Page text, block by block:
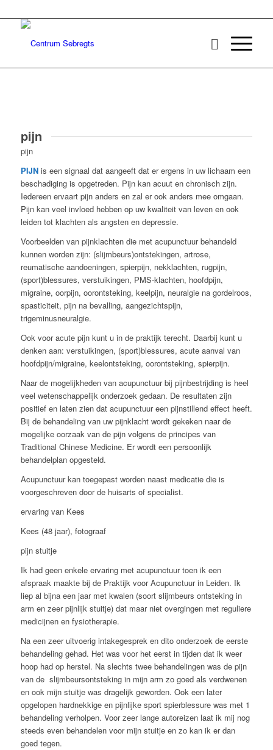
pijn
pijn
PIJNis een signaal dat aangeeft dat er ergens in uw lichaam een
beschadiging is opgetreden. Pijn kan acuut en chronisch zijn.
Iedereen ervaart pijn anders en zal er ook anders mee omgaan.
Pijn kan veel invloed hebben op uw kwaliteit van leven en ook
leiden tot klachten als angsten en depressie.
Voorbeelden van pijnklachten die met acupunctuur behandeld
kunnen worden zijn: (slijmbeurs)ontstekingen, artrose,
reumatische aandoeningen, spierpijn, nekklachten, rugpijn,
(sport)blessures, verstuikingen, PMS-klachten, hoofdpijn,
migraine, oorpijn, oorontsteking, keelpijn, neuralgie na gordelroos,
spasticiteit, pijn na bevalling, aangezichtspijn,
trigeminusneuralgie.
Ook voor acute pijn kunt u in de praktijk terecht. Daarbij kunt u
denken aan: verstuikingen, (sport)blessures, acute aanval van
hoofdpijn/migraine, keelontsteking, oorontsteking, spierpijn.
Naar de mogelijkheden van acupunctuur bij pijnbestrijding is heel
veel wetenschappelijk onderzoek gedaan. De resultaten zijn
positief en laten zien dat acupunctuur een pijnstillend effect heeft.
Bij de behandeling van uw pijnklacht wordt gekeken naar de
mogelijke oorzaak van de pijn volgens de principes van
Traditional Chinese Medicine. Er wordt een persoonlijk
behandelplan opgesteld.
Acupunctuur kan toegepast worden naast medicatie die is
voorgeschreven door de huisarts of specialist.
ervaring van Kees
Kees (48 jaar), fotograaf
pijn stuitje
Ik had geen enkele ervaring met acupunctuur toen ik een
afspraak maakte bij de Praktijk voor Acupunctuur in Leiden. Ik
liep al bijna een jaar met kwalen (soort slijmbeurs ontsteking in
arm en zeer pijnlijk stuitje) dat maar niet overgingen met reguliere
medicijnen en fysiotherapie.
Na een zeer uitvoerig intakegesprek en dito onderzoek de eerste
behandeling gehad. Het was voor het eerst in tijden dat ik weer
hoop had op herstel. Na slechts twee behandelingen was de pijn
van de slijmbeursontsteking in mijn arm zo goed als verdwenen
en ook mijn stuitje was dragelijk geworden. Ook een later
opgelopen hardnekkige en pijnlijke sport spierblessure was met 1
behandeling verholpen. Voor zeer lange autoreizen laat ik mij nog
steeds even behandelen voor mijn stuitje en zo kan ik er dan
goed tegen.